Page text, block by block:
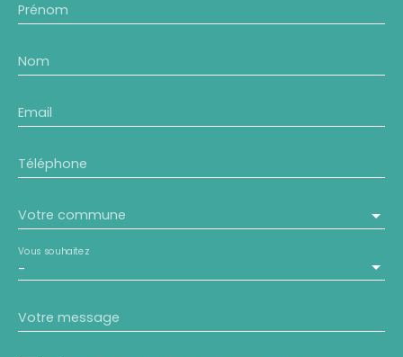
Prénom
Nom
Email
Téléphone
Votre commune
-
Vous souhaitez
Votre message